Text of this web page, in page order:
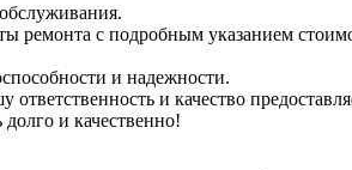
ремонта с подробным указанием
и надежности.
и качество
и качественно!